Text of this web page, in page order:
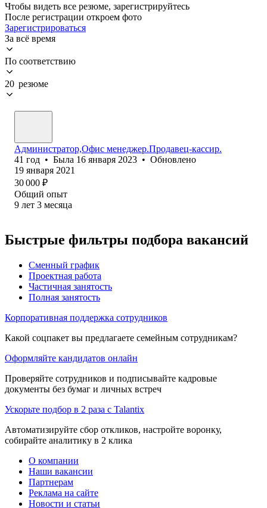
Чтобы видеть все резюме, зарегистрируйтесь
После регистрации откроем фото
Зарегистрироваться
За всё время
По соответствию
20 резюме
Администратор,Офис менеджер.Продавец-кассир.
41 год • Была 16 января 2023 • Обновлено
19 января 2021
30 000 ₽
Общий опыт
9 лет 3 месяца
Быстрые фильтры подбора вакансий
Сменный график
Проектная работа
Частичная занятость
Полная занятость
Корпоративная поддержка сотрудников
Какой соцпакет вы предлагаете семейным сотрудникам?
Оформляйте кандидатов онлайн
Проверяйте сотрудников и подписывайте кадровые
документы без бумаг и личных встреч
Ускорьте подбор в 2 раза с Talantix
Автоматизируйте сбор откликов, настройте воронку,
собирайте аналитику в 2 клика
О компании
Наши вакансии
Партнерам
Реклама на сайте
Новости и статьи